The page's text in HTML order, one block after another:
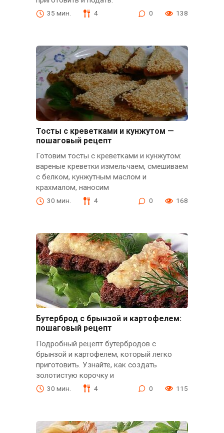
35 мин. 4 0 138
Тосты с креветками и кунжутом —
пошаговый рецепт
Готовим тосты с креветками и кунжутом:
вареные креветки измельчаем, смешиваем
с белком, кунжутным маслом и
крахмалом, наносим
30 мин. 4 0 168
Бутерброд с брынзой и картофелем:
пошаговый рецепт
Подробный рецепт бутербродов с
брынзой и картофелем, который легко
приготовить. Узнайте, как создать
золотистую корочку и
30 мин. 4 0 115